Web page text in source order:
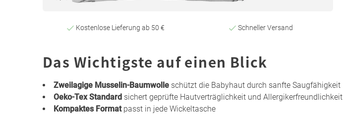
Kostenlose Lieferung ab 50 € Schneller Versand
Das Wichtigste auf einen Blick
Zweilagige Musselin-Baumwolle schützt die Babyhaut durch sanfte Saugfähigkeit
Oeko-Tex Standard sichert geprüfte Hautverträglichkeit und Allergikerfreundlichkeit
Kompaktes Formatpasst in jede Wickeltasche